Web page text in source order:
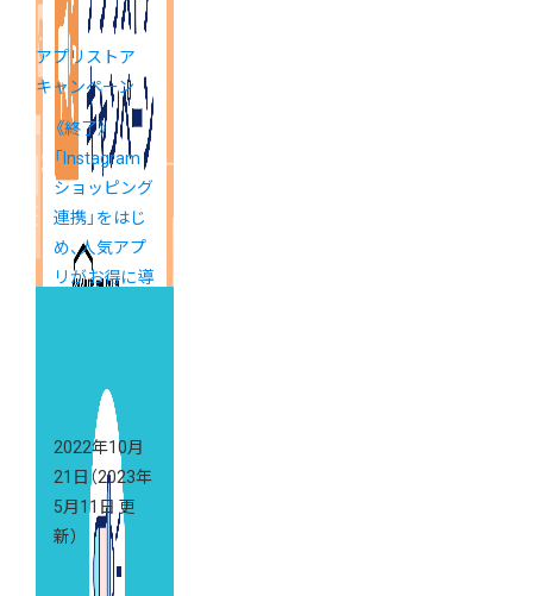
アプリストア
キャンペーン
《終了》
「Instagram
ショッピング
連携」をはじ
め、人気アプ
リがお得に導
2022年10月
21日 （2023年
5月11日 更
新）